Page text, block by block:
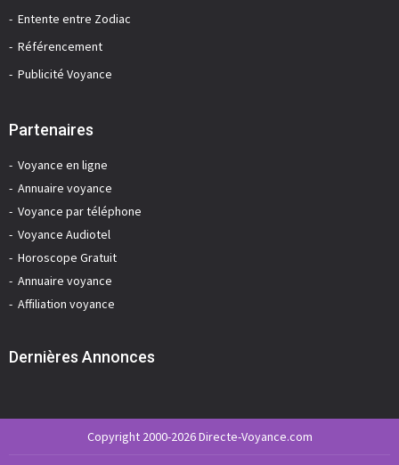
Entente entre Zodiac
Référencement
Publicité Voyance
Partenaires
Voyance en ligne
Annuaire voyance
Voyance par téléphone
Voyance Audiotel
Horoscope Gratuit
Annuaire voyance
Affiliation voyance
Dernières Annonces
Copyright 2000-2026 Directe-Voyance.com